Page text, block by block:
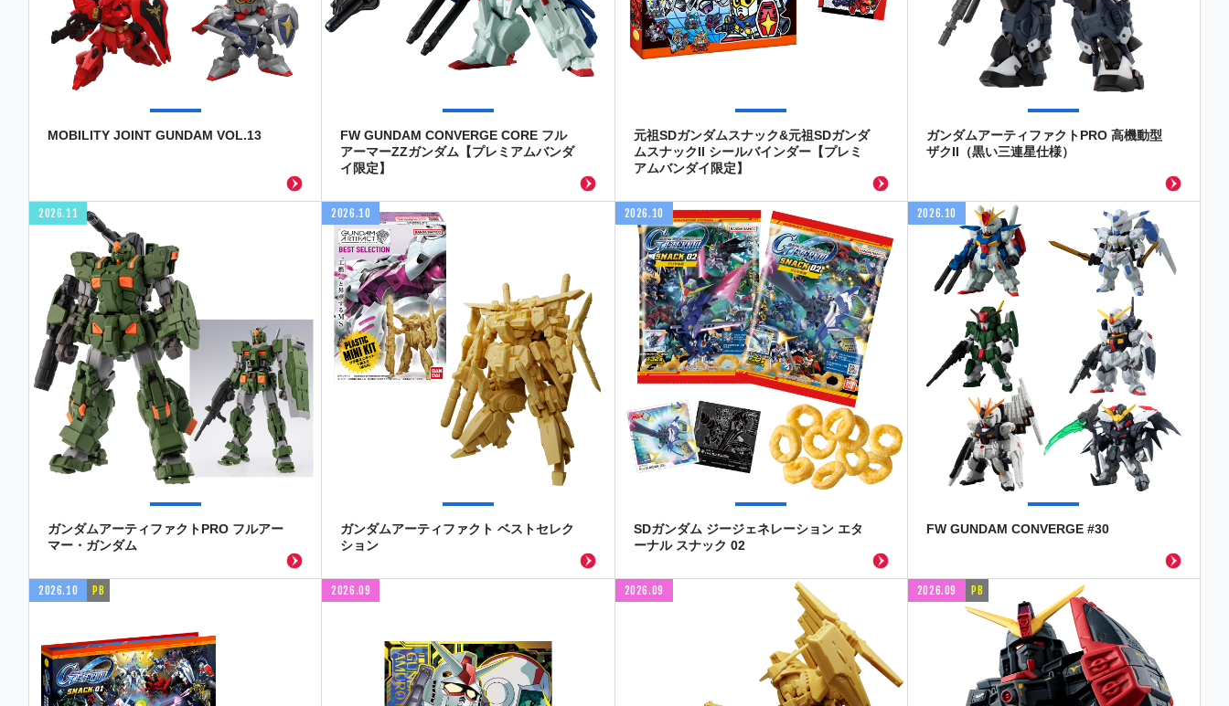
MOBILITY JOINT GUNDAM VOL.13
FW GUNDAM CONVERGE CORE フル
アーマーZZガンダム【プレミアムバンダ
イ限定】
元祖SDガンダムスナック&元祖SDガンダ
ムスナックII シールバインダー【プレミ
アムバンダイ限定】
ガンダムアーティファクトPRO 高機動型
ザクII（黒い三連星仕様）
2026.11
ガンダムアーティファクトPRO フルアー
マー・ガンダム
2026.10
ガンダムアーティファクト ベストセレク
ション
2026.10
SDガンダム ジージェネレーション エタ
ーナル スナック 02
2026.10
FW GUNDAM CONVERGE #30
2026.10 PB 2026.09 2026.09 2026.09 PB